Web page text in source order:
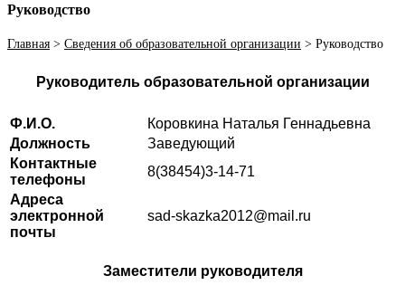
Руководство
Главная > Сведения об образовательной организации > Руководство
Руководитель образовательной организации
Ф.И.О.
Коровкина Наталья Геннадьевна
Должность
Заведующий
Контактные
телефоны
8(38454)3-14-71
Адреса
электронной
почты
sad-skazka2012@mail.ru
Заместители руководителя